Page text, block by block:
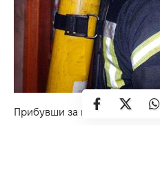
Прибувши за вказаною